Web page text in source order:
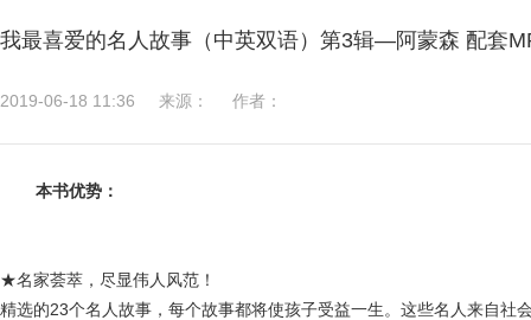
我最喜爱的名人故事（中英双语）第3辑—阿蒙森 配套
2019-06-18 11:36 来源： 作者：
本书优势：
★名家荟萃，尽显伟人风范！
精选的23个名人故事 ，每个故事都将使孩子受益一生。这些名人来自社